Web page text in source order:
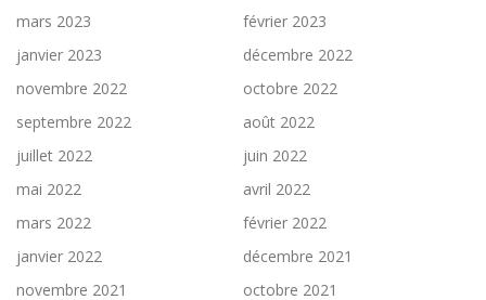
mars 2023
février 2023
janvier 2023
décembre 2022
novembre 2022
octobre 2022
septembre 2022
août 2022
juillet 2022
juin 2022
mai 2022
avril 2022
mars 2022
février 2022
janvier 2022
décembre 2021
novembre 2021
octobre 2021